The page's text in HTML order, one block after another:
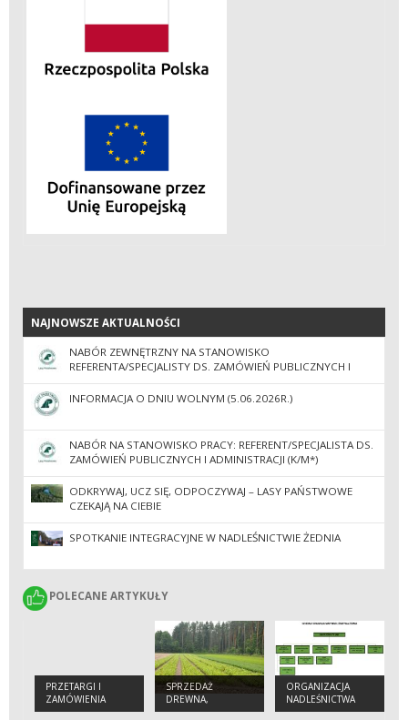
NAJNOWSZE AKTUALNOŚCI
NAJNOWSZE AKTUALNOŚCI
NABÓR ZEWNĘTRZNY NA STANOWISKO
REFERENTA/SPECJALISTY DS. ZAMÓWIEŃ PUBLICZNYCH I
ADMINISTRACJI
INFORMACJA O DNIU WOLNYM (5.06.2026R.)
NABÓR NA STANOWISKO PRACY: REFERENT/SPECJALISTA DS.
ZAMÓWIEŃ PUBLICZNYCH I ADMINISTRACJI (K/M*)
ODKRYWAJ, UCZ SIĘ, ODPOCZYWAJ – LASY PAŃSTWOWE
CZEKAJĄ NA CIEBIE
SPOTKANIE INTEGRACYJNE W NADLEŚNICTWIE ŻEDNIA
POLECANE ARTYKUŁY
POLECANE ARTYKUŁY
PRZETARGI I
ZAMÓWIENIA
SPRZEDAŻ
DREWNA,
CHOINEK I
ORGANIZACJA
NADLEŚNICTWA